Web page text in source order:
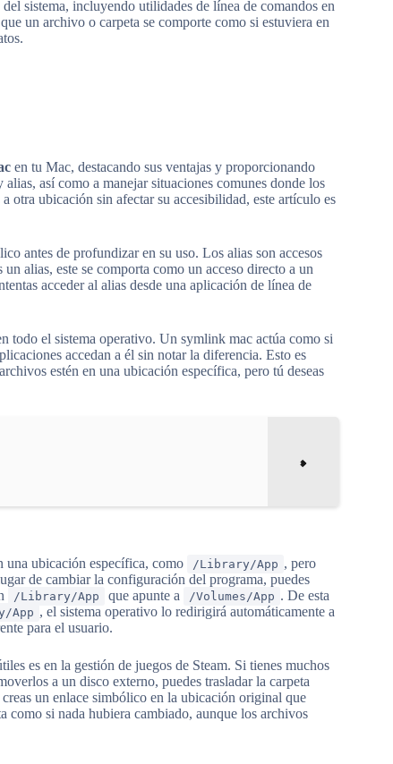
sistema, incluyendo utilidades de línea de comandos en
un archivo o carpeta se comporte como si estuviera en
en tu Mac, destacando sus ventajas y proporcionando
así como a manejar situaciones comunes donde los
otra ubicación sin afectar su accesibilidad, este artículo es
antes de profundizar en su uso. Los alias son accesos
alias, este se comporta como un acceso directo a un
acceder al alias desde una aplicación de línea de
todo el sistema operativo. Un symlink mac actúa como si
accedan a él sin notar la diferencia. Esto es
estén en una ubicación específica, pero tú deseas
una ubicación específica, como
/Library/App , pero
de cambiar la configuración del programa, puedes
/Library/App que apunte a /Volumes/App . De esta
App , el sistema operativo lo redirigirá automáticamente a
para el usuario.
es en la gestión de juegos de Steam. Si tienes muchos
a un disco externo, puedes trasladar la carpeta
un enlace simbólico en la ubicación original que
como si nada hubiera cambiado, aunque los archivos